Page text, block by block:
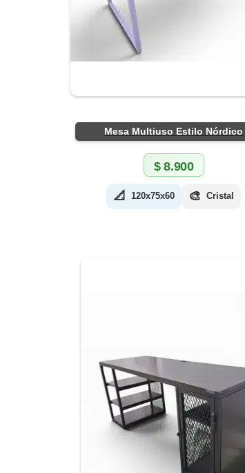
Mesa Multiuso Estilo Nórdico
$8.900
📐 120x75x60 🎨 Cristal